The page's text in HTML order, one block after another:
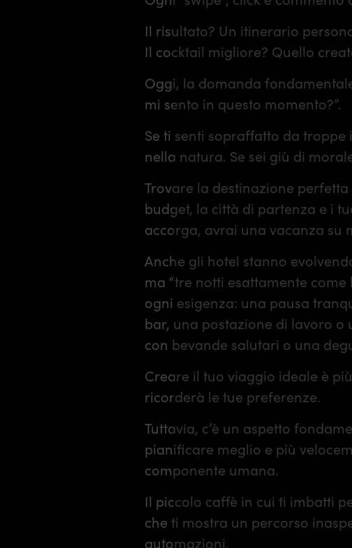
Il risultato? Un itinerario
Il cocktail migliore? Quello
Oggi, la domanda
mi sento in questo momento?”.
Se ti senti sopraffatto da
nella natura. Se sei giù di
Trovare la destinazione
budget, la città di partenza e i
accorga, avrai una vacanza su
Anche gli hotel stanno
ma “tre notti esattamente
ogni esigenza: una pausa
bar, una postazione di lavoro o
con bevande salutari o una
Creare il tuo viaggio ideale è
ricorderà le tue preferenze.
Tuttavia, c’è un aspetto
pianificare meglio e più
componente umana.
Il piccolo caffè in cui ti imbatti
che ti mostra un percorso
automazioni.